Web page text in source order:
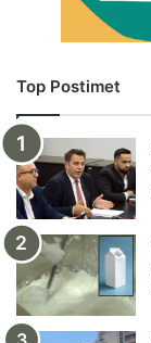
Top Postimet